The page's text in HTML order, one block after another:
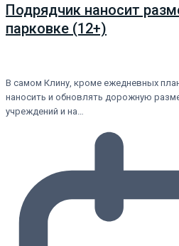
Подрядчик наносит
парковке (12+)
В самом Клину, кроме ежедневных
наносить и обновлять дорожную
учреждений и на…